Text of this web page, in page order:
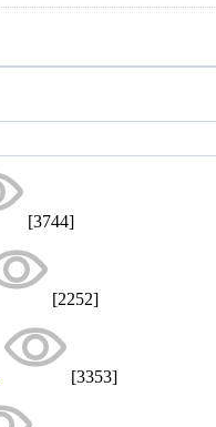
[3744]
[2252]
[3353]